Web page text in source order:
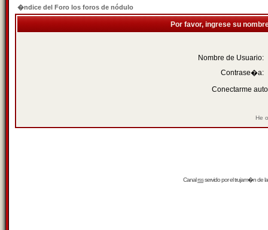
�ndice del Foro los foros de nódulo
Por favor, ingrese su
Nombre de Usuario:
Contrase�a:
Conectarme
He
Canalrssservido por eltrujam�nde